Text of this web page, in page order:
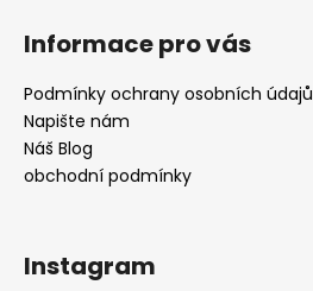
Informace pro vás
Podmínky ochrany osobních údajů
Napište nám
Náš Blog
obchodní podmínky
Instagram